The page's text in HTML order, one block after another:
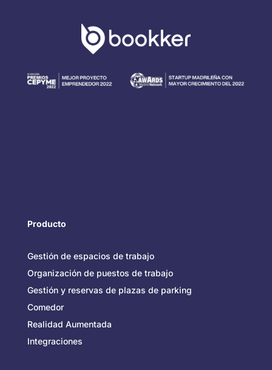
Producto
Gestión de espacios de trabajo
Organización de puestos de trabajo
Gestión y reservas de plazas de parking
Comedor
Realidad Aumentada
Integraciones